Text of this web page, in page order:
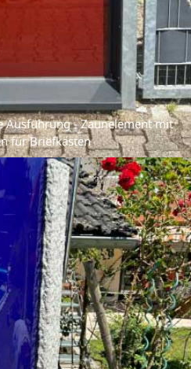
Ausführung - Zaunelement mit
für Briefkästen